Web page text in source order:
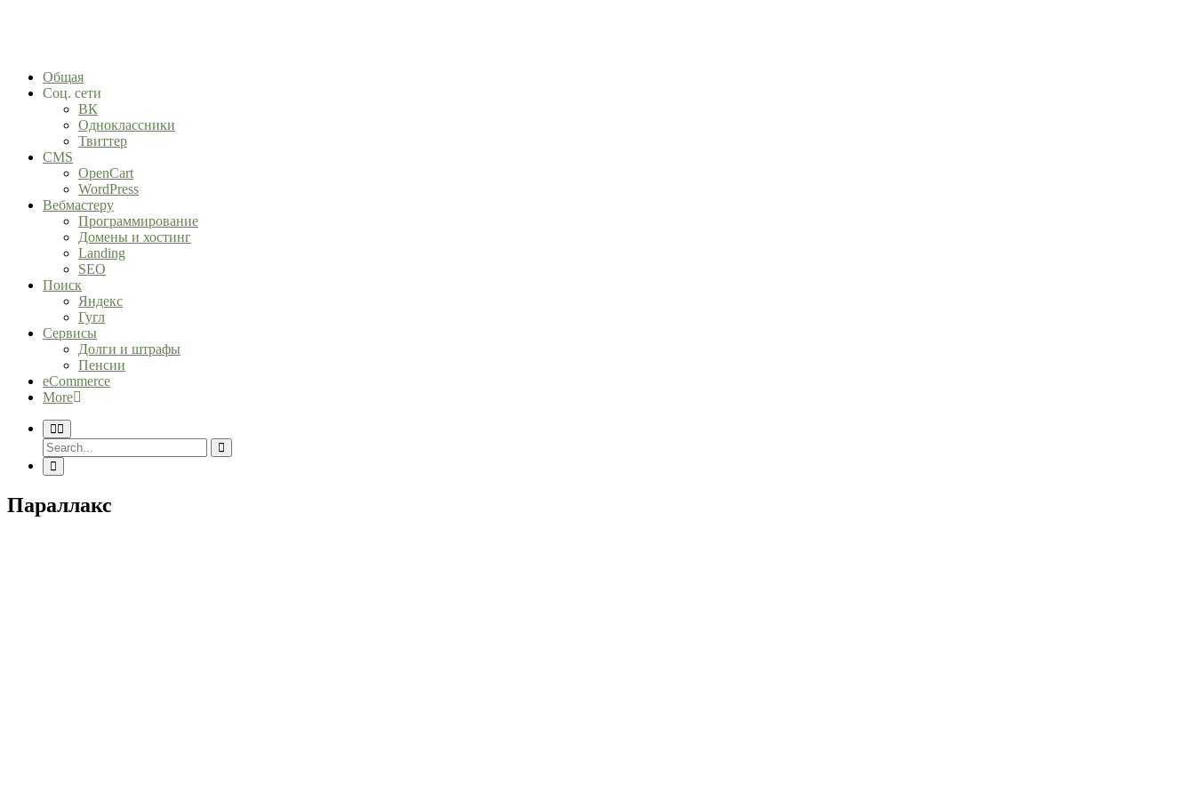
Общая
Соц. сети
ВК
Одноклассники
Твиттер
CMS
OpenCart
WordPress
Вебмастеру
Программирование
Домены и хостинг
Landing
SEO
Поиск
Яндекс
Гугл
Сервисы
Долги и штрафы
Пенсии
eCommerce
More
Параллакс